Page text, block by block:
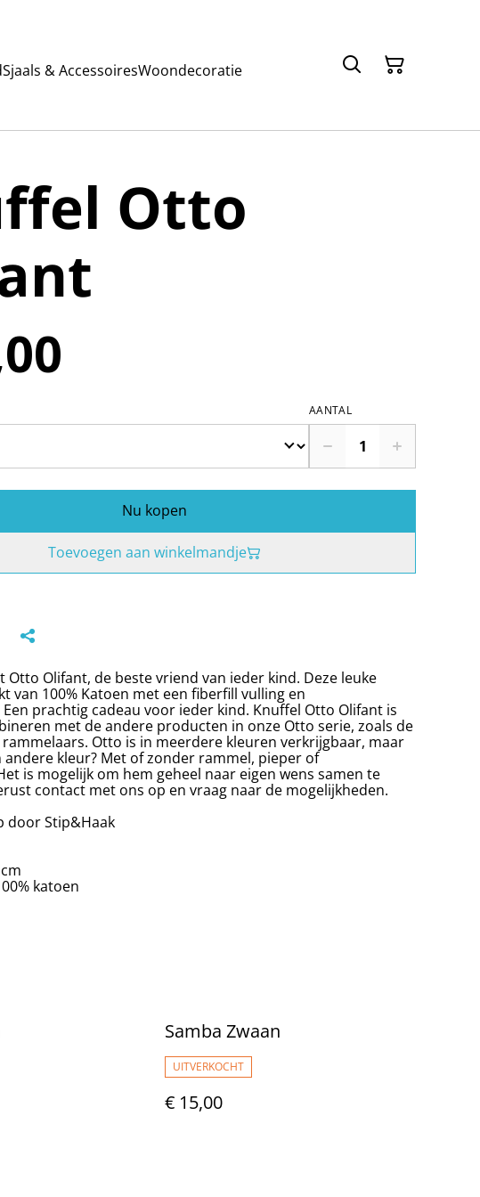
Sjaals & AccessoiresWoondecoratie
Otto
AANTAL
Nu kopen
Toevoegen aan winkelmandje
Otto Olifant, de beste vriend van ieder kind. Deze leuke
van 100% Katoen met een fiberfill vulling en
prachtig cadeau voor ieder kind. Knuffel Otto Olifant is
met de andere producten in onze Otto serie, zoals de
Otto is in meerdere kleuren verkrijgbaar, maar
andere kleur? Met of zonder rammel, pieper of
is mogelijk om hem geheel naar eigen wens samen te
contact met ons op en vraag naar de mogelijkheden.
door Stip&Haak
katoen
Samba Zwaan
UITVERKOCHT
€ 15,00